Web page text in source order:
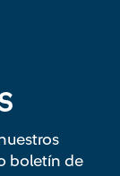
boletín de